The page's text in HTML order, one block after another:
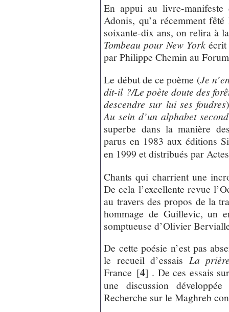
En appui au livre-manifeste
Adonis, qu’a récemment
soixante-dix ans, on relira à
Tombeau pour New York écrit
par Philippe Chemin au
Le début de ce poème (Je
dit-il ?/Le poète doute des
descendre sur lui ses foudres
Au sein d’un alphabet second
superbe dans la manière
parus en 1983 aux éditions
en 1999 et distribués par
Chants qui charrient une
De cela l’excellente revue
au travers des propos de la
hommage de Guillevic, un
somptueuse d’Olivier
De cette poésie n’est pas
le recueil d’essais La
France [4] . De ces essais
une discussion
Recherche sur le Maghreb